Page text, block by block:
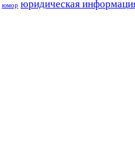
юмор юридическая